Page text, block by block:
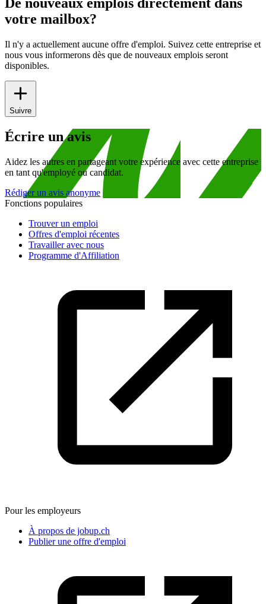
De nouveaux emplois directement dans
votre mailbox?
Il n'y a actuellement aucune offre d'emploi. Suivez cette entreprise et
nous vous informerons dès que de nouveaux emplois seront
disponibles.
Suivre
Écrire un avis
Aidez les autres en partageant votre expérience avec cette entreprise
en tant qu'employé ou candidat.
Rédiger un avis anonyme
Fonctions populaires
Trouver un emploi
Offres d'emploi récentes
Travailler avec nous
Programme d'Affiliation
Pour les employeurs
À propos de jobup.ch
Publier une offre d'emploi